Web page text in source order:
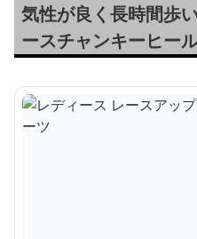
気性が良く長時間歩
ースチャンキーヒー